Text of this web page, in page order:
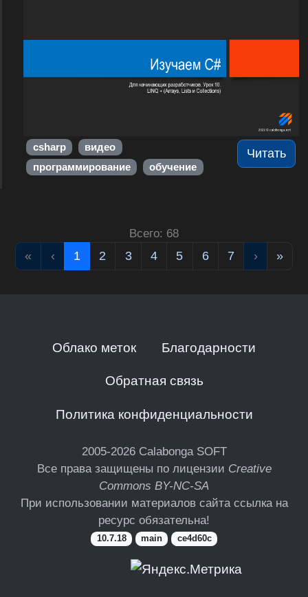
Читать
csharp
видео
программирование
обучение
Всего: 68
« ‹ 1 2 3 4 5 6 7 › »
Облако меток Благодарности
Обратная связь
Политика конфиденциальности
2005-2026 Calabonga SOFT
Все права защищены по лицензии Creative
Commons BY-NC-SA
При использовании материалов сайта ссылка на
ресурс обязательна!
10.7.18 main ce4d60c